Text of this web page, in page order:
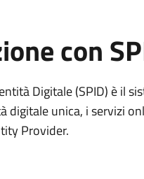
con
Digitale (SPID) è il
digitale unica, i servizi
Provider.